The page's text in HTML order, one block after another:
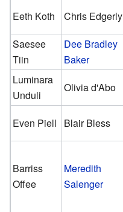
Eeth Koth
Chris Edgerly
Saesee
Tiin
Dee Bradley
Baker
Luminara
Unduli
Olivia d'Abo
Even Piell Blair Bless
Barriss
Offee
Meredith
Salenger